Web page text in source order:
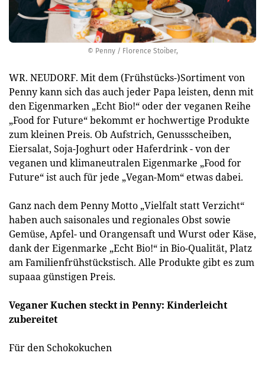
© Penny / Florence Stoiber,
WR. NEUDORF. Mit dem (Frühstücks-)Sortiment von
Penny kann sich das auch jeder Papa leisten, denn mit
den Eigenmarken „Echt Bio!“ oder der veganen Reihe
„Food for Future“ bekommt er hochwertige Produkte
zum kleinen Preis. Ob Aufstrich, Genussscheiben,
Eiersalat, Soja-Joghurt oder Haferdrink - von der
veganen und klimaneutralen Eigenmarke „Food for
Future“ ist auch für jede „Vegan-Mom“ etwas dabei.
Ganz nach dem Penny Motto „Vielfalt statt Verzicht“
haben auch saisonales und regionales Obst sowie
Gemüse, Apfel- und Orangensaft und Wurst oder Käse,
dank der Eigenmarke „Echt Bio!“ in Bio-Qualität, Platz
am Familienfrühstückstisch. Alle Produkte gibt es zum
supaaa günstigen Preis.
Veganer Kuchen steckt in Penny: Kinderleicht
zubereitet
Für den Schokokuchen